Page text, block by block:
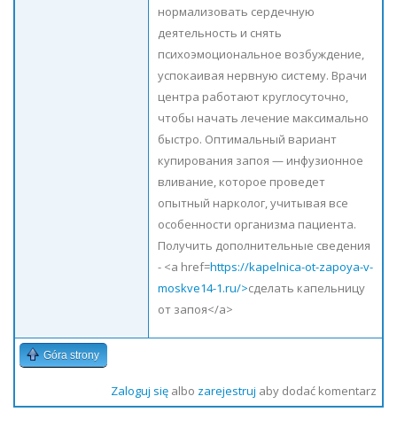
нормализовать сердечную
деятельность и снять
психоэмоциональное возбуждение,
успокаивая нервную систему. Врачи
центра работают круглосуточно,
чтобы начать лечение максимально
быстро. Оптимальный вариант
купирования запоя — инфузионное
вливание, которое проведет
опытный нарколог, учитывая все
особенности организма пациента.
Получить дополнительные сведения
- <a href=https://kapelnica-ot-zapoya-v-
moskve14-1.ru/>сделать капельницу
от запоя</a>
Góra strony
Zaloguj sięalbo zarejestruj aby dodać komentarz